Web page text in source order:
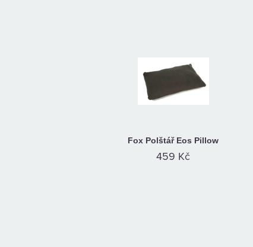
Fox Polštář Eos Pillow
459 Kč